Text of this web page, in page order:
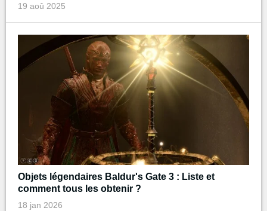
19 aoû 2025
Objets légendaires Baldur's Gate 3 : Liste et
comment tous les obtenir ?
18 jan 2026